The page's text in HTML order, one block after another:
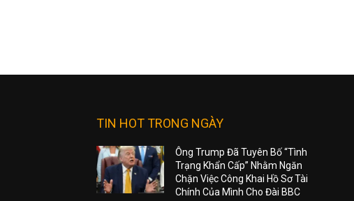
TIN HOT TRONG NGÀY
Ông Trump Đã Tuyên Bố “Tình
Trạng Khẩn Cấp” Nhằm Ngăn
Chặn Việc Công Khai Hồ Sơ Tài
Chính Của Mình Cho Đài BBC